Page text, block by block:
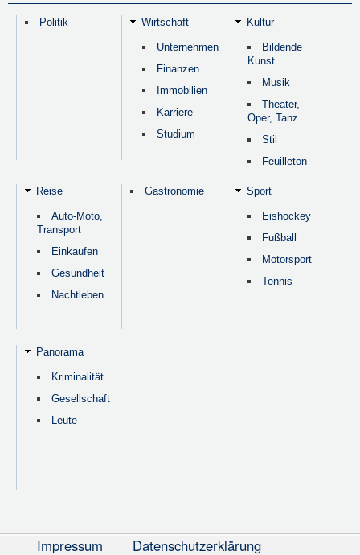
Politik Wirtschaft
Unternehmen
Finanzen
Immobilien
Karriere
Studium
Kultur
Bildende
Kunst
Musik
Theater,
Oper, Tanz
Stil
Feuilleton
Reise
Auto-Moto,
Transport
Einkaufen
Gesundheit
Nachtleben
Gastronomie Sport
Eishockey
Fußball
Motorsport
Tennis
Panorama
Kriminalität
Gesellschaft
Leute
Impressum Datenschutzerklärung